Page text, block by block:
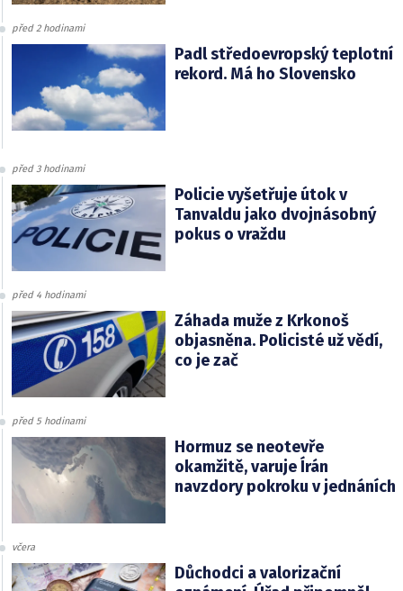
před 2 hodinami
Padl středoevropský teplotní
rekord. Má ho Slovensko
před 3 hodinami
Policie vyšetřuje útok v
Tanvaldu jako dvojnásobný
pokus o vraždu
před 4 hodinami
Záhada muže z Krkonoš
objasněna. Policisté už vědí,
co je zač
před 5 hodinami
Hormuz se neotevře
okamžitě, varuje Írán
navzdory pokroku v jednáních
včera
Důchodci a valorizační